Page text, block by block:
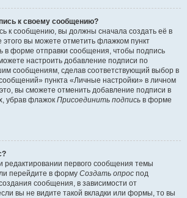
к своему сообщению?
к сообщению, вы должны сначала создать её в
вы можете отметить флажком пункт
в форме отправки сообщения, чтобы подпись
настроить добавление подписи по
сообщениям, сделав соответствующий выбор в
пункта «Личные настройки» в личном
вы сможете отменить добавление подписи в
убрав флажок Присоединить подпись в форме
редактировании первого сообщения темы
перейдите в форму Создать опрос под
сообщения, в зависимости от
вы не видите такой вкладки или формы, то вы